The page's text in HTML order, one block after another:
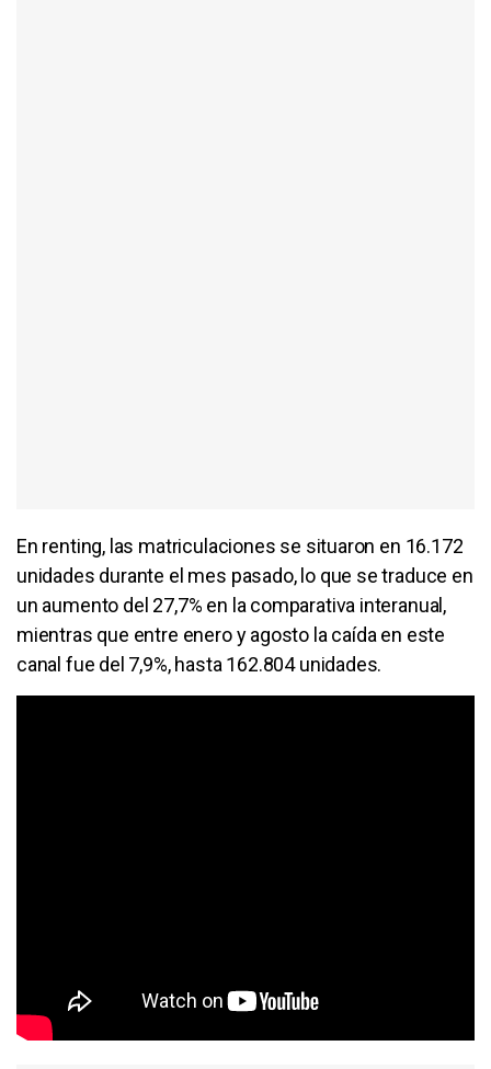
En renting, las matriculaciones se situaron en 16.172
unidades durante el mes pasado, lo que se traduce en
un aumento del 27,7% en la comparativa interanual,
mientras que entre enero y agosto la caída en este
canal fue del 7,9%, hasta 162.804 unidades.